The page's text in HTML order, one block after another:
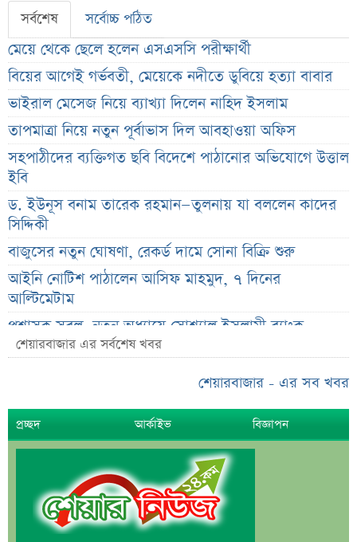
সর্বশেষ সর্বোচ্চ পঠিত
মেয়ে থেকে ছেলে হলেন এসএসসি পরীক্ষার্থী
বিয়ের আগেই গর্ভবতী, মেয়েকে নদীতে ডুবিয়ে হত্যা বাবার
ভাইরাল মেসেজ নিয়ে ব্যাখ্যা দিলেন নাহিদ ইসলাম
তাপমাত্রা নিয়ে নতুন পূর্বাভাস দিল আবহাওয়া অফিস
সহপাঠীদের ব্যক্তিগত ছবি বিদেশে পাঠানোর অভিযোগে উত্তাল
ইবি
ড. ইউনূস বনাম তারেক রহমান—তুলনায় যা বললেন কাদের
সিদ্দিকী
বাজুসের নতুন ঘোষণা, রেকর্ড দামে সোনা বিক্রি শুরু
আইনি নোটিশ পাঠালেন আসিফ মাহমুদ, ৭ দিনের
আল্টিমেটাম
প্রশাসক সরল, নতুন অধ্যায়ে সোশ্যাল ইসলামী ব্যাংক
ভারত ও আওয়ামী লীগ ইস্যুতে পররাষ্ট্র প্রতিমন্ত্রীর মন্তব্য
এসএসসির ফল প্রকাশের তারিখ ঘোষণা
সৌদিতে বাংলাদেশিদের জন্য বড় সুখবর
নয় মাসের স্থবিরতা কাটিয়ে আবার গ্যাস পরিবহনে ইন্ট্রাকো
উচ্চ সুদেও মিলছে না আমানত, অবসায়নের প্রক্রিয়ায় ৫
আর্থিক প্রতিষ্ঠান
রাষ্ট্রপতি নির্বাচনের চূড়ান্ত তারিখ ঘোষণা
সাকিবের বাড়িতে হামলার পর কড়া প্রতিক্রিয়া পশ্চিমবঙ্গের
শেয়ারবাজার এর সর্বশেষ খবর
শেয়ারবাজার - এর সব খবর
প্রচ্ছদ আর্কাইভ বিজ্ঞাপন